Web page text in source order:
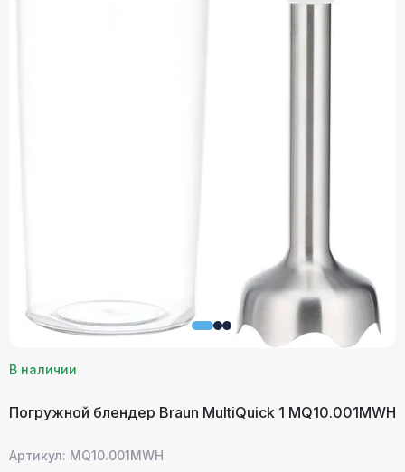
В наличии
Погружной блендер Braun MultiQuick 1 MQ10.001MWH
Артикул: MQ10.001MWH